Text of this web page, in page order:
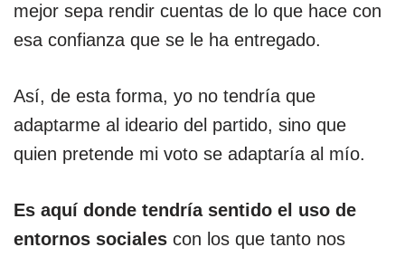
mejor sepa rendir cuentas de lo que hace con
esa confianza que se le ha entregado.
Así, de esta forma, yo no tendría que
adaptarme al ideario del partido, sino que
quien pretende mi voto se adaptaría al mío.
Es aquí donde tendría sentido el uso de
entornos sociales con los que tanto nos